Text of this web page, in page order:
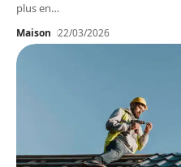
plus en…
Maison 22/03/2026